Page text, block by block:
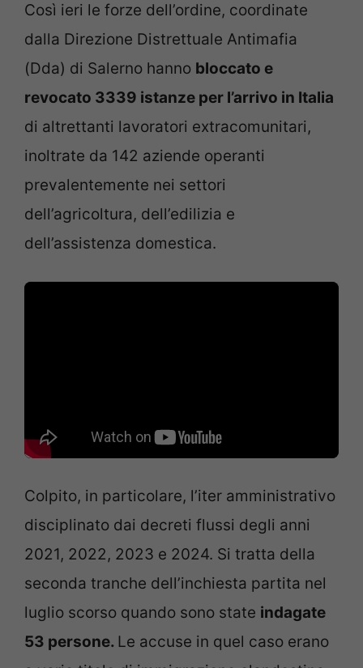
Così ieri le forze dell’ordine, coordinate
dalla Direzione Distrettuale Antimafia
(Dda) di Salerno hanno bloccato e
revocato 3339 istanze per l’arrivo in Italia
di altrettanti lavoratori extracomunitari,
inoltrate da 142 aziende operanti
prevalentemente nei settori
dell’agricoltura, dell’edilizia e
dell’assistenza domestica.
Colpito, in particolare, l’iter amministrativo
disciplinato dai decreti flussi degli anni
2021, 2022, 2023 e 2024. Si tratta della
seconda tranche dell’inchiesta partita nel
luglio scorso quando sono state indagate
53 persone. Le accuse in quel caso erano